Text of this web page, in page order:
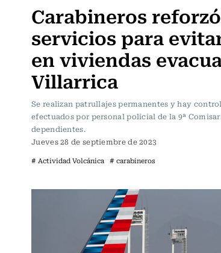
Carabineros reforzó
servicios para
en viviendas
Villarrica
Se realizan patrullajes permanentes y hay
efectuados por personal policial de la 9ª
dependientes.
Jueves 28 de septiembre de 2023
# Actividad Volcánica # carabineros